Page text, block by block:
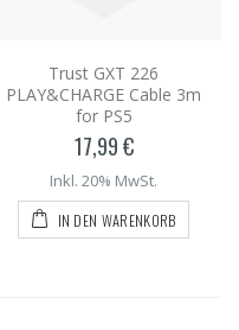
Trust GXT 226
PLAY&CHARGE Cable 3m
for PS5
17,99 €
Inkl. 20% MwSt.
IN DEN WARENKORB